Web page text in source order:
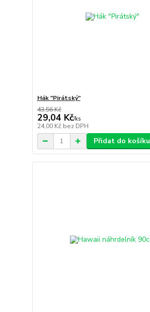
Hák "Pirátský"
43,56 Kč
29,04 Kč/ks
24,00 Kč bez DPH
Přidat do košíku